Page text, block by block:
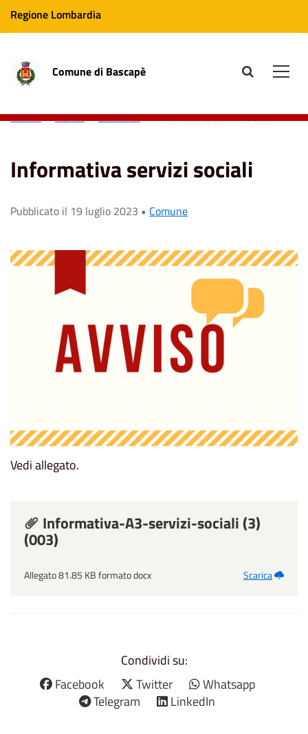
Regione Lombardia
Comune di Bascapè site.searc
Home News Comune Informativa servizi sociali
Informativa servizi sociali
Pubblicato il 19 luglio 2023 • Comune
Vedi allegato.
Informativa-A3-servizi-sociali (3)
(003)
Allegato 81.85 KB formato docx Scarica
Condividi su:
Facebook
Twitter
Whatsapp
Telegram
LinkedIn